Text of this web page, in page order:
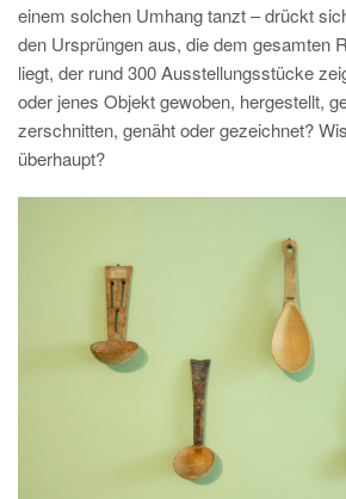
einem solchen Umhang tanzt – drückt
den Ursprüngen aus, die dem gesamten
liegt, der rund 300 Ausstellungsstücke
oder jenes Objekt gewoben, hergestellt,
zerschnitten, genäht oder gezeichnet?
überhaupt?